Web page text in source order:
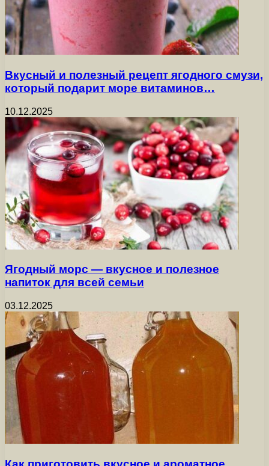
Вкусный и полезный рецепт ягодного смузи,
который подарит море витаминов…
10.12.2025
Ягодный морс — вкусное и полезное
напиток для всей семьи
03.12.2025